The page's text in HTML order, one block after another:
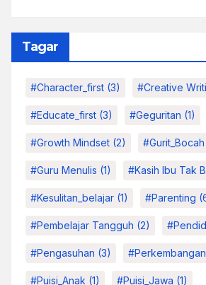
Tagar
#character_first (3) #Creative
#educate_first (3) #Geguritan (1)
#growth Mindset (2) #Gurit_Bocah
#Guru Menulis (1) #kasih Ibu Tak
#kesulitan_belajar (1) #parenting
#pembelajar Tangguh (2)
#pengasuhan (3)
#Puisi_Anak (1) #Puisi_Jawa (1)